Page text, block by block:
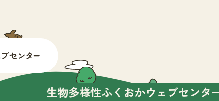
生物多様性ふくおかウェブセンター